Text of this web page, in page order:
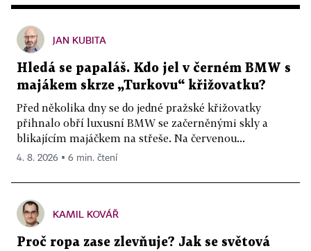
JAN KUBITA
Hledá se papaláš. Kdo jel v černém BMW s
majákem skrze „Turkovu“ křižovatku?
Před několika dny se do jedné pražské křižovatky
přihnalo obří luxusní BMW se začerněnými skly a
blikajícím majáčkem na střeše. Na červenou...
4. 8. 2026 ▪ 6 min. čtení
KAMIL KOVÁŘ
Proč ropa zase zlevňuje? Jak se světová